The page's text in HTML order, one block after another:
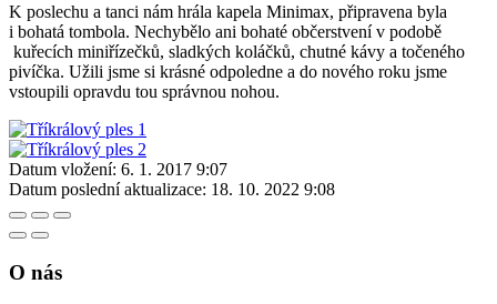
K poslechu a tanci nám hrála kapela Minimax, připravena byla
i bohatá tombola. Nechybělo ani bohaté občerstvení v podobě
kuřecích miniřízečků, sladkých koláčků, chutné kávy a točeného
pivíčka. Užili jsme si krásné odpoledne a do nového roku jsme
vstoupili opravdu tou správnou nohou.
Datum vložení: 6. 1. 2017 9:07
Datum poslední aktualizace: 18. 10. 2022 9:08
O nás